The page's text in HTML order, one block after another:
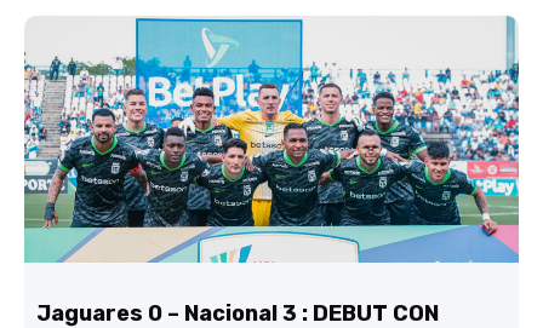
Jaguares 0 – Nacional 3 : DEBUT CON